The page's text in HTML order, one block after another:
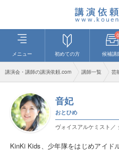
メニュー 初めての方
0
候補講
講演会・講師の講演依頼.com 講師一覧 芸
音妃
おとひめ
ヴォイスアルケミスト／
KinKi Kids、少年隊をはじめアイド